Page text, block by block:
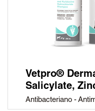
Vetpro®
Salicylate,
Antibacteriano -